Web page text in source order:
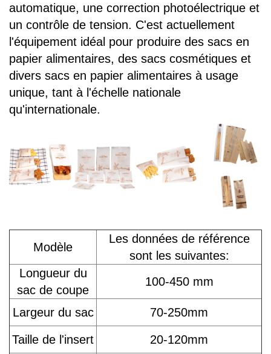
automatique, une correction photoélectrique et
un contrôle de tension. C'est actuellement
l'équipement idéal pour produire des sacs en
papier alimentaires, des sacs cosmétiques et
divers sacs en papier alimentaires à usage
unique, tant à l'échelle nationale
qu'internationale.
Modèle
Les données de référence
sont les suivantes:
Longueur du
sac de coupe
100-450 mm
Largeur du sac 70-250mm
Taille de l'insert
20-120mm